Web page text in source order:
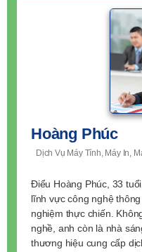
Hoàng Phúc
Dịch Vụ Máy Tính, Máy In,
Điểu Hoàng Phúc, 33
lĩnh vực công nghệ
nghiệm thực chiến.
nghề, anh còn là nhà
thương hiệu cung cấp